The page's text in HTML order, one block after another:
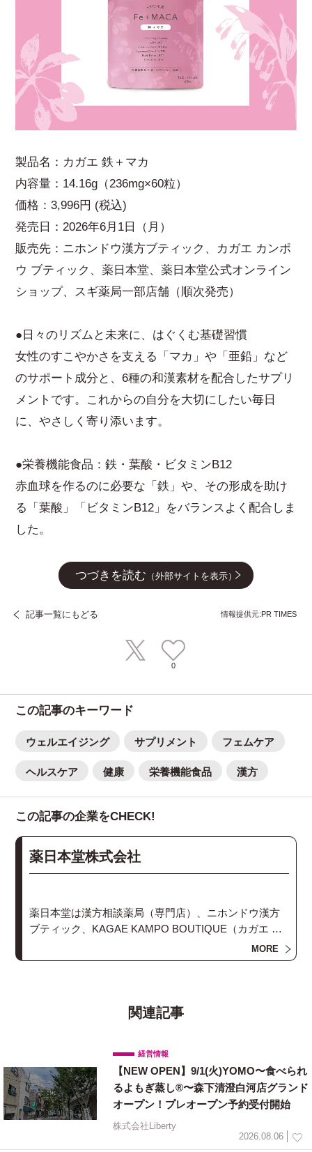
製品名：カガエ 鉄＋マカ
内容量：14.16g（236mg×60粒）
価格：3,996円 (税込)
発売日：2026年6月1日（月）
販売先：ニホンドウ漢方ブティック、カガエ カンポ
ウ ブティック、薬日本堂、薬日本堂公式オンライン
ショップ、スギ薬局一部店舗（順次発売）
●日々のリズムと未来に、はぐくむ基礎習慣
女性のすこやかさを支える「マカ」や「亜鉛」など
のサポート成分と、6種の和漢素材を配合したサプリ
メントです。これからの自分を大切にしたい毎日
に、やさしく寄り添います。
●栄養機能食品：鉄・葉酸・ビタミンB12
赤血球を作るのに必要な「鉄」や、その形成を助け
る「葉酸」「ビタミンB12」をバランスよく配合しま
した。
つづきを読む （外部サイトを表示）
記事一覧にもどる 情報提供元:PR TIMES
0
この記事のキーワード
ウェルエイジング サプリメント フェムケア
ヘルスケア 健康 栄養機能食品 漢方
この記事の企業をCHECK!
薬日本堂株式会社
薬日本堂は漢方相談薬局（専門店）、ニホンドウ漢方
ブティック、KAGAE KAMPO BOUTIQUE（カガエ カ
ンポウ ブティック）、漢方スクール、漢方ミュージア
ムなどを展開しています。漢方/漢方薬でお客様の健康
MORE
関連記事
経営情報
【NEW OPEN】9/1(火)YOMO〜食べられ
るよもぎ蒸し®〜森下清澄白河店グランド
オープン！プレオープン予約受付開始
株式会社Liberty
2026.08.06